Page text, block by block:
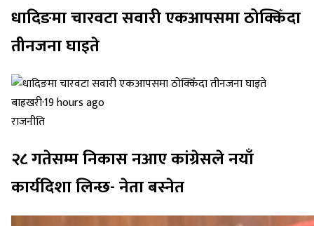
धादिङमा चारवटा सवारी एकआपसमा ठोक्किँदा
तीनजना घाइते
बाह्रखरी·19 hours ago
राजनीति
२८ गतेसम्म निकास नआए कांग्रेसले नयाँ
कार्यदिशा लिन्छ- नेता बस्नेत